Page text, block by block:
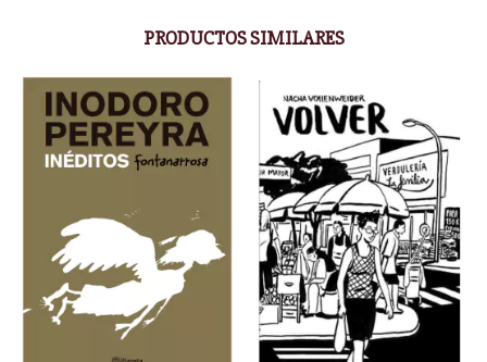
PRODUCTOS SIMILARES